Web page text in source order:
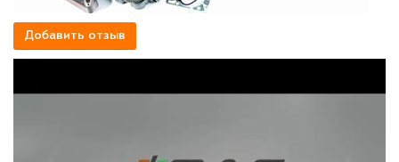
Добавить отзыв